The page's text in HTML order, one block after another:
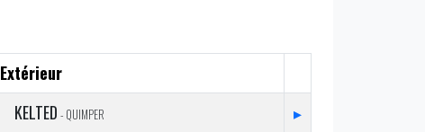
Extérieur
KELTED - QUIMPER
▸